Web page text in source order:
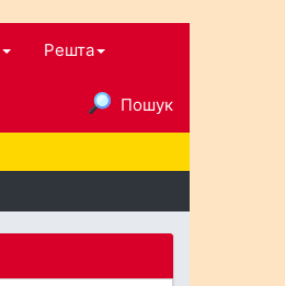
Решта
Пошук